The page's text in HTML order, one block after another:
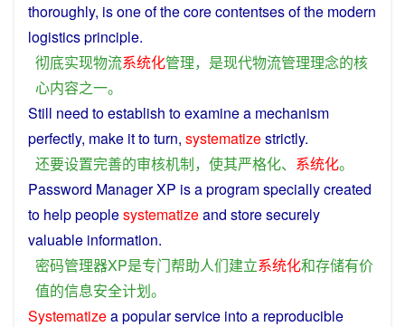
thoroughly, isoneof thecorecontentses of the modern
logisticsprinciple.
彻底实现物流系统化管理， 是现代物流管理理念的核
心内容之一。
Still need toestablish toexaminea mechanism
perfectly, make ittoturn, systematizestrictly.
还要设置完善的审核机制， 使其严格化、 系统化。
Password ManagerXP isaprogramspeciallycreated
to helppeoplesystematizeand storesecurely
valuable information.
密码管理器XP是专门帮助人们建立系统化和存储有价
值的信息安全计划。
Systematizeapopularservice intoa reproducible